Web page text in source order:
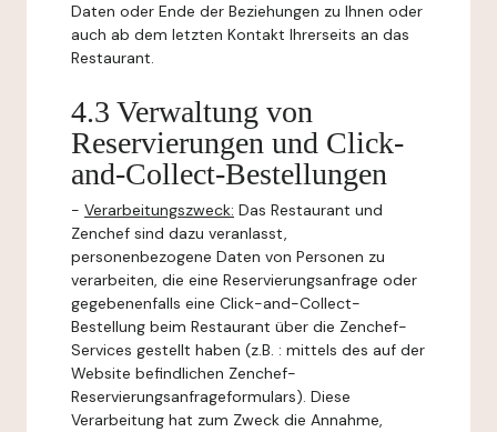
Daten oder Ende der Beziehungen zu Ihnen oder
auch ab dem letzten Kontakt Ihrerseits an das
Restaurant.
4.3 Verwaltung von
Reservierungen und Click-
and-Collect-Bestellungen
- Verarbeitungszweck: Das Restaurant und
Zenchef sind dazu veranlasst,
personenbezogene Daten von Personen zu
verarbeiten, die eine Reservierungsanfrage oder
gegebenenfalls eine Click-and-Collect-
Bestellung beim Restaurant über die Zenchef-
Services gestellt haben (z.B. : mittels des auf der
Website befindlichen Zenchef-
Reservierungsanfrageformulars). Diese
Verarbeitung hat zum Zweck die Annahme,